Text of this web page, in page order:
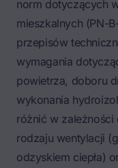
norm dotyczących
mieszkalnych (PN-
przepisów
wymagania
powietrza, doboru
wykonania
różnić w zależności
rodzaju wentylacji
odzyskiem ciepła)